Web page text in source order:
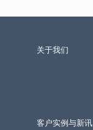
关于我们
客户实例与新讯